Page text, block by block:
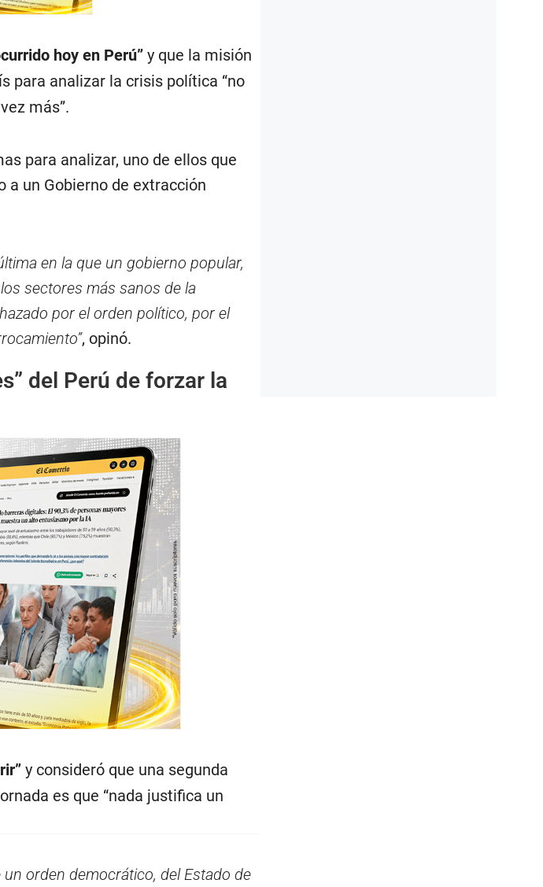
hoy en Perú”y que la misión
para analizar la crisis política “no
más”.
para analizar, uno de ellos que
a un Gobierno de extracción
en la que un gobierno popular,
sectores más sanos de la
por el orden político, por el
, opinó.
del Perú de forzar la
y consideró que una segunda
es que “nada justifica un
orden democrático, del Estado de